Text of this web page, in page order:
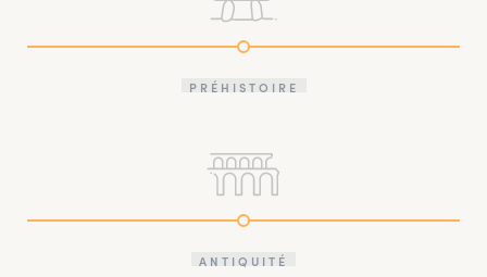
PRÉHISTOIRE
ANTIQUITÉ